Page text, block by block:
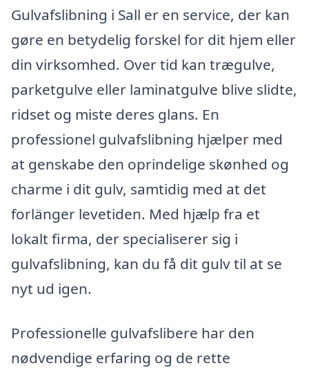
Gulvafslibning i Sall er en service, der kan
gøre en betydelig forskel for dit hjem eller
din virksomhed. Over tid kan trægulve,
parketgulve eller laminatgulve blive slidte,
ridset og miste deres glans. En
professionel gulvafslibning hjælper med
at genskabe den oprindelige skønhed og
charme i dit gulv, samtidig med at det
forlänger levetiden. Med hjælp fra et
lokalt firma, der specialiserer sig i
gulvafslibning, kan du få dit gulv til at se
nyt ud igen.
Professionelle gulvafslibere har den
nødvendige erfaring og de rette